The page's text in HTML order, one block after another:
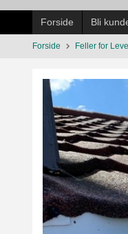
Forside Bli
Forside Feller for